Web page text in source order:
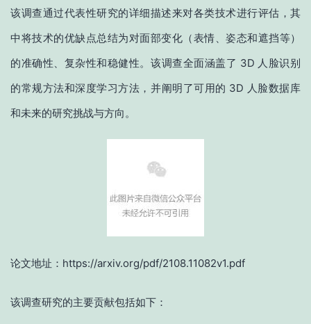
该调查通过代表性研究的详细描述来对各类技术进行评估，其
中将技术的优缺点总结为对面部变化（表情、姿态和遮挡等）
的准确性、复杂性和稳健性。该调查全面涵盖了 3D 人脸识别
的常规方法和深度学习方法，并阐明了可用的 3D 人脸数据库
和未来的研究挑战与方向。
论文地址：https://arxiv.org/pdf/2108.11082v1.pdf
该调查研究的主要贡献包括如下：